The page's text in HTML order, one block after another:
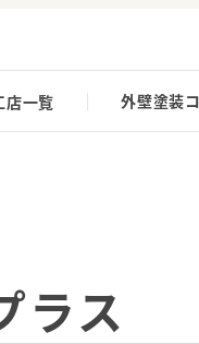
店一覧 外壁塗装
ラス